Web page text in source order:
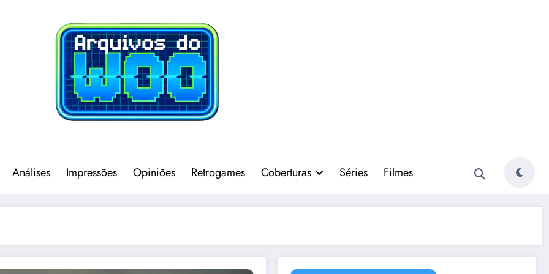
Análises Impressões Opiniões Retrogames Coberturas Séries Filmes